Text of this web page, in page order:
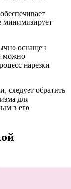
минимизирует
оснащен
можно
нарезки
следует обратить
для
в его